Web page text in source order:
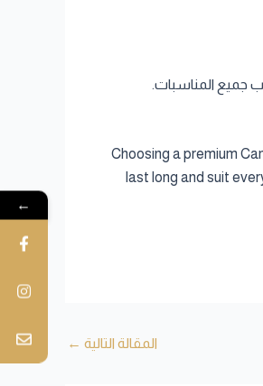
جميع المناسبات.
Choosing a premium
last long and suit
المقالة التالية ←
←